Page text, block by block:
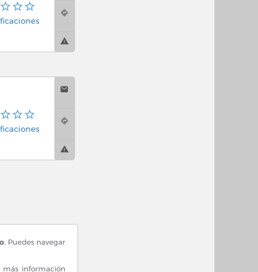
. Puedes navegar
más información